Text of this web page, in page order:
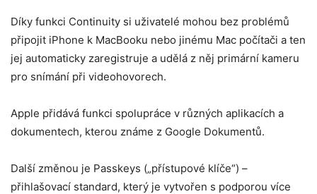
Díky funkci Continuity si uživatelé mohou bez problémů
připojit iPhone k MacBooku nebo jinému Mac počítači a ten
jej automaticky zaregistruje a udělá z něj primární kameru
pro snímání při videohovorech.
Apple přidává funkci spolupráce v různých aplikacích a
dokumentech, kterou známe z Google Dokumentů.
Další změnou je Passkeys („přístupové klíče“) –
přihlašovací standard, který je vytvořen s podporou více